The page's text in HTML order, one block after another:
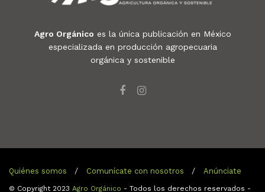
Agro Orgánico es la única publicación en México
especializada en producción agropecuaria
orgánica y sostenible
Quiénes somos Comunícate con nosotros Anúnciate
© Copyright 2023 Agro Orgánico - Todos los derechos reservados -